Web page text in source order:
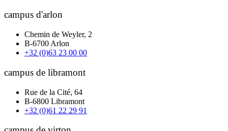
campus d'arlon
Chemin de Weyler, 2
B-6700 Arlon
+32 (0)63 23 00 00
campus de libramont
Rue de la Cité, 64
B-6800 Libramont
+32 (0)61 22 29 91